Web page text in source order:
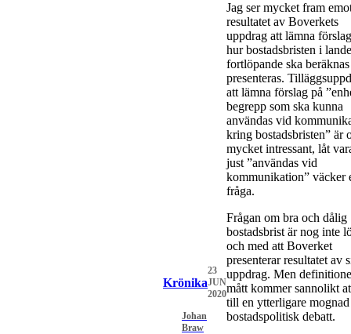
Krönika
23
JUN
2020
Johan
Braw
Jag ser mycket fram
resultatet av Boverkets
uppdrag att lämna
hur bostadsbristen i
fortlöpande ska
presenteras.
att lämna förslag på
begrepp som ska kunna
användas vid
kring bostadsbristen” är
mycket intressant, låt
just ”användas vid
kommunikation” väcker
fråga.
Frågan om bra och dålig
bostadsbrist är nog inte
och med att Boverket
presenterar resultatet av
uppdrag. Men
mått kommer sannolikt
till en ytterligare mognad
bostadspolitisk debatt.